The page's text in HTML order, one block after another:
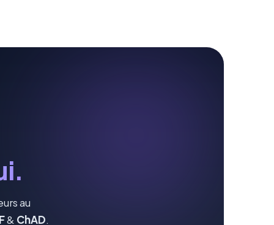
au
& ChAD.